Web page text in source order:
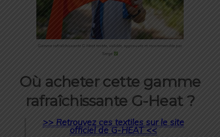
Gamme rafraîchissante G-Heat testée, validée, approuvée et recommandée par
Serge
Où acheter cette gamme
rafraîchissante G-Heat ?
>> Retrouvez ces textiles sur le site
officiel de G-HEAT <<